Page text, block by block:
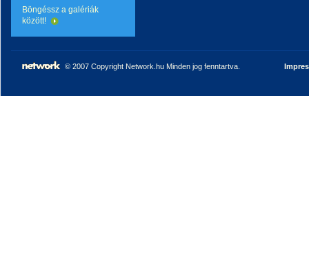
Böngéssz a galériák
között!
© 2007 Copyright Network.hu Minden jog fenntartva.